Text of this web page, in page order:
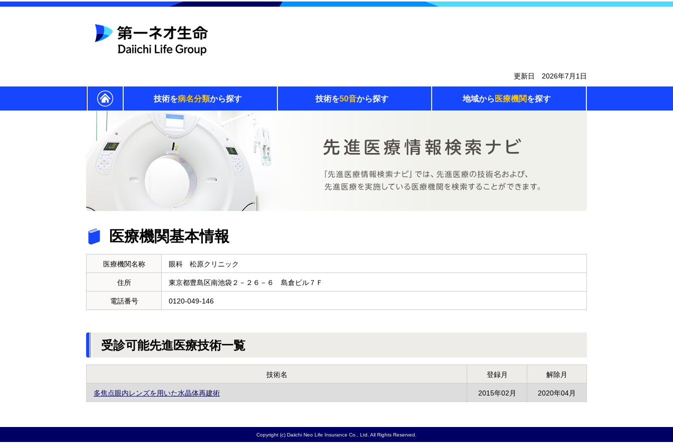
更新日 2026年7月1日
技術を病名分類から探す 技術を50音から探す 地域から 医療機関を探す
医療機関基本情報
医療機関名称 眼科 松原クリニック
住所 東京都豊島区南池袋２－２６－６ 島倉ビル７Ｆ
電話番号 0120-049-146
受診可能先進医療技術一覧
技術名 登録月 解除月
多焦点眼内レンズを用いた水晶体再建術 2015年02月 2020年04月
Copyright (c) Daiichi Neo Life Insurance Co., Ltd. All Rights Reserved.